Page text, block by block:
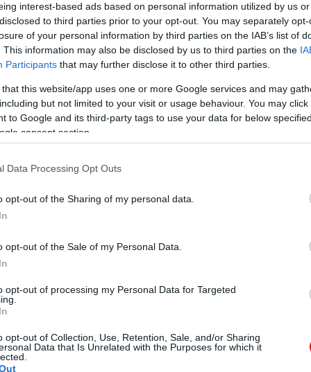
interest-based ads based on personal information utilized by us
to third parties prior to your opt-out. You may separately
of your personal information by third parties on the IAB’s list of
This information may also be disclosed by us to third parties on the
Participants that may further disclose it to other third parties.
that this website/app uses one or more Google services and may
but not limited to your visit or usage behaviour. You may
to Google and its third-party tags to use your data for below
consent section.
Data Processing Opt Outs
opt-out of the Sharing of my personal data.
opt-out of the Sale of my Personal Data.
opt-out of processing my Personal Data for Targeted
opt-out of Collection, Use, Retention, Sale, and/or Sharing
Data that Is Unrelated with the Purposes for which it
mivel minimális gondozást igényelnek, és
szerint a kaktuszok tüskéi negatív energiát,
energia feszültséget, konfliktusokat és stresszt
különösen káros lehet olyan helyeken, ahol sok
Ha mégis ragaszkodunk a kaktuszhoz,
befolyásolja mindennapi életünket, például egy